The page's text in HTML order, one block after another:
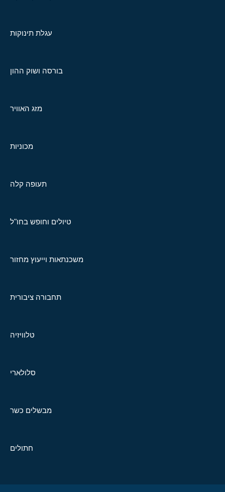
עגלת תינוקות
בורסה ושוק ההון
מזג האוויר
מכוניות
תעופה קלה
טיולים וחופש בחו"ל
משכנתאות וייעוץ מחזור
תחבורה ציבורית
טלוויזיה
סלולארי
מבשלים כשר
חתולים